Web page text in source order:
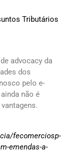
Tributários
advocacy da
dos
pelo e-
não é
fecomerciosp-
emendas-a-